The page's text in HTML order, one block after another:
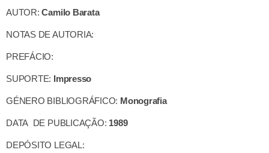
AUTOR:Camilo Barata
NOTAS DE AUTORIA:
PREFÁCIO:
SUPORTE: Impresso
GÉNERO BIBLIOGRÁFICO: Monografia
DATA DE PUBLICAÇÃO: 1989
DEPÓSITO LEGAL: